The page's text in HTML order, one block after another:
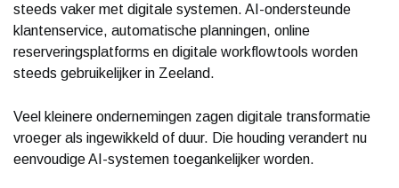
steeds vaker met digitale systemen. AI-ondersteunde
klantenservice, automatische planningen, online
reserveringsplatforms en digitale workflowtools worden
steeds gebruikelijker in Zeeland.
Veel kleinere ondernemingen zagen digitale transformatie
vroeger als ingewikkeld of duur. Die houding verandert nu
eenvoudige AI-systemen toegankelijker worden.